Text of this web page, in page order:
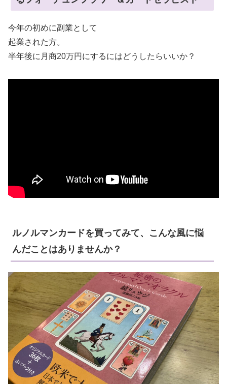
今年の初めに副業として
起業された方。
半年後に月商20万円にするにはどうしたらいいか？
ルノルマンカードを買ってみて、こんな風に悩
んだことはありませんか？